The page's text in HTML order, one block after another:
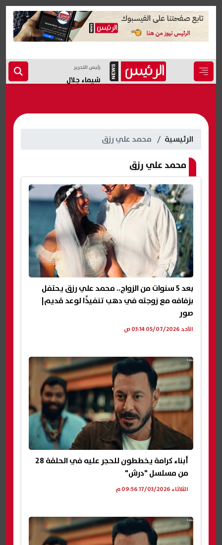
رئيس التحرير
شيماء جلال
الرئيسية محمد علي رزق
محمد علي رزق
بعد 5 سنوات من الزواج.. محمد علي رزق يحتفل
بزفافه مع زوجته في دهب تنفيذًا لوعد قديم|
صور
الأحد 05/07/2026 03:14 ص
أبناء كرامة يخططون للحجر عليه في الحلقة 28
من مسلسل "درش"
الثلاثاء 17/03/2026 09:56 م